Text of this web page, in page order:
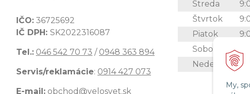
My,
IČO: 36725692
IČ DPH: SK2022316087
Tel.: 046 542 70 73 / 0948 363 894
Servis/reklamácie: 0914 427 073
E-mail: obchod@velosvet.sk
Streda
Štvrtok
Piatok
Sobota
Nedeľa